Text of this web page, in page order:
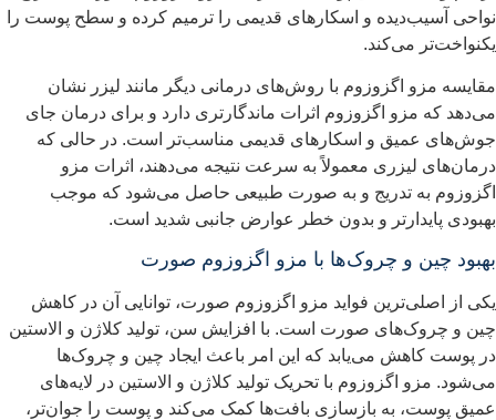
آسیب‌دیده و اسکارهای قدیمی را ترمیم کرده و سطح پوست را
می‌کند.
مزو اگزوزوم با روش‌های درمانی دیگر مانند لیزر نشان
که مزو اگزوزوم اثرات ماندگارتری دارد و برای درمان جای
عمیق و اسکارهای قدیمی مناسب‌تر است. در حالی که
لیزری معمولاً به سرعت نتیجه می‌دهند، اثرات مزو
به تدریج و به صورت طبیعی حاصل می‌شود که موجب
پایدارتر و بدون خطر عوارض جانبی شدید است.
چین و چروک‌ها با مزو اگزوزوم صورت
از اصلی‌ترین فواید مزو اگزوزوم صورت، توانایی آن در کاهش
و چروک‌های صورت است. با افزایش سن، تولید کلاژن و الاستین
پوست کاهش می‌یابد که این امر باعث ایجاد چین و چروک‌ها
مزو اگزوزوم با تحریک تولید کلاژن و الاستین در لایه‌های
پوست، به بازسازی بافت‌ها کمک می‌کند و پوست را جوان‌تر،